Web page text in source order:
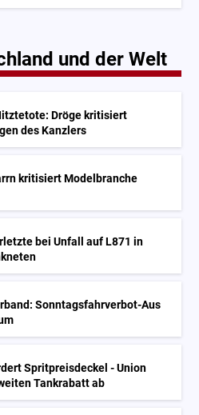
und der Welt
Dröge kritisiert
des Kanzlers
kritisiert Modelbranche
bei Unfall auf L871 in
Sonntagsfahrverbot-Aus
Spritpreisdeckel - Union
Tankrabatt ab